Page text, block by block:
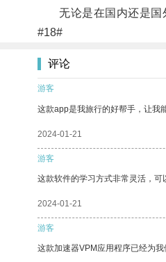
无论是在国内还是国
#18#
评论
游客
这款app是我旅行的好帮手，让我
2024-01-21
游客
这款软件的学习方式非常灵活，可
2024-01-21
游客
这款加速器VPM应用程序已经为